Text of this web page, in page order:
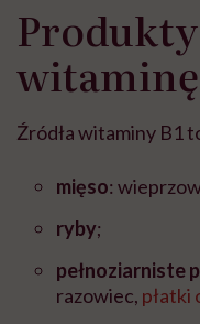
Źródła witaminy B1
mięso:
ryby;
pełnoziarniste
razowiec, płatki